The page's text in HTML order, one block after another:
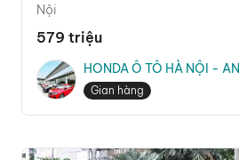
Nội
579 triệu
HONDA Ô TÔ HÀ NỘI -
TRANG
Gian hàng